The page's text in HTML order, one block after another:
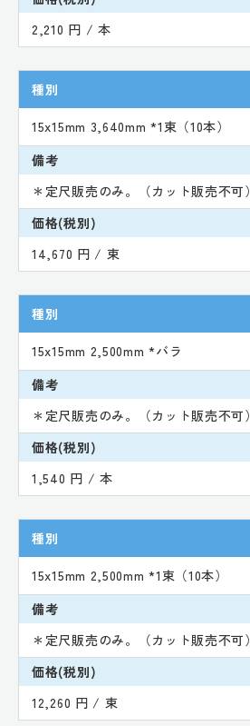
2,210 円 / 本
種別
15x15mm 3,640mm *1束（10本）
備考
＊定尺販売のみ。（カット販売不可）
価格(税別)
14,670 円 / 束
種別
15x15mm 2,500mm *バラ
備考
＊定尺販売のみ。（カット販売不可）
価格(税別)
1,540 円 / 本
種別
15x15mm 2,500mm *1束（10本）
備考
＊定尺販売のみ。（カット販売不可）
価格(税別)
12,260 円 / 束